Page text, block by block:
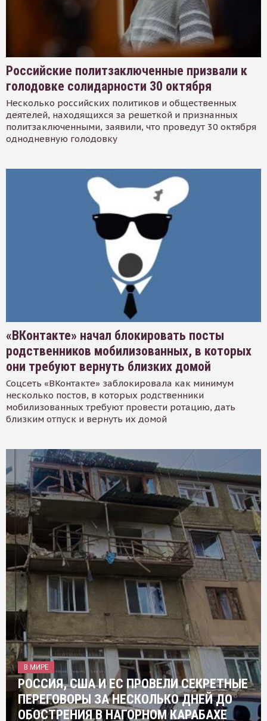
Российские политзаключенные призвали к
голодовке солидарности 30 октября
Несколько российских политиков и общественных
деятелей, находящихся за решеткой и признанных
политзаключенными, заявили, что проведут 30 октября
однодневную голодовку
«ВКонтакте» начал блокировать посты
родственников мобилизованных, в которых
они требуют вернуть близких домой
Соцсеть «ВКонтакте» заблокировала как минимум
несколько постов, в которых родственники
мобилизованных требуют провести ротацию, дать
близким отпуск и вернуть их домой
В МИРЕ
РОССИЯ, США И ЕС ПРОВЕЛИ СЕКРЕТНЫЕ
ПЕРЕГОВОРЫ ЗА НЕСКОЛЬКО ДНЕЙ ДО
ОБОСТРЕНИЯ В НАГОРНОМ КАРАБАХЕ